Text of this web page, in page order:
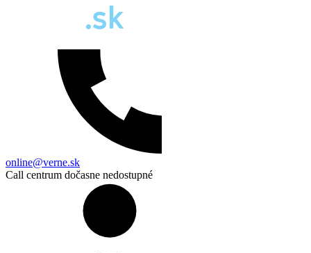
online@verne.sk
Call centrum dočasne nedostupné